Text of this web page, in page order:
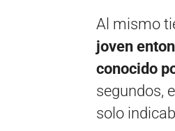
Al mismo
joven
conocido
segundos,
solo